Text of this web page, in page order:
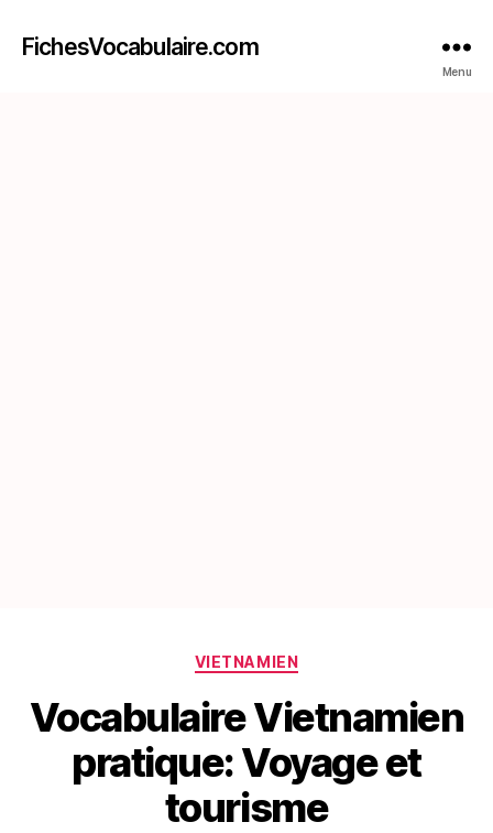
FichesVocabulaire.com
Menu
Catégories
VIETNAMIEN
Vocabulaire Vietnamien
pratique: Voyage et
tourisme